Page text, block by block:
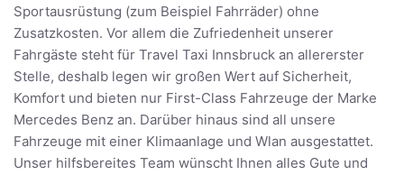
Sportausrüstung (zum Beispiel Fahrräder) ohne
Zusatzkosten. Vor allem die Zufriedenheit unserer
Fahrgäste steht für Travel Taxi Innsbruck an allererster
Stelle, deshalb legen wir großen Wert auf Sicherheit,
Komfort und bieten nur First-Class Fahrzeuge der Marke
Mercedes Benz an. Darüber hinaus sind all unsere
Fahrzeuge mit einer Klimaanlage und Wlan ausgestattet.
Unser hilfsbereites Team wünscht Ihnen alles Gute und